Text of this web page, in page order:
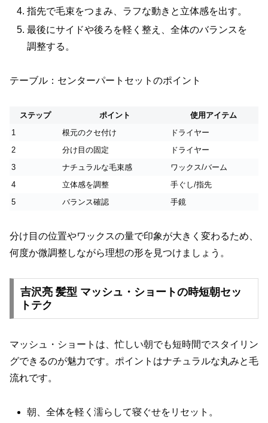
指先で毛束をつまみ、ラフな動きと立体感を出す。
最後にサイドや後ろを軽く整え、全体のバランスを
調整する。
テーブル：センターパートセットのポイント
ステップ ポイント
使用アイテム
1
根元のクセ付け
ドライヤー
2
分け目の固定
ドライヤー
3
ナチュラルな毛束感
ワックス/バーム
4
立体感を調整
手ぐし/指先
5
バランス確認 手鏡
分け目の位置やワックスの量で印象が大きく変わるため、
何度か微調整しながら理想の形を見つけましょう。
吉沢亮 髪型 マッシュ・ショートの時短朝セッ
トテク
マッシュ・ショートは、忙しい朝でも短時間でスタイリン
グできるのが魅力です。ポイントはナチュラルな丸みと毛
流れです。
朝、全体を軽く濡らして寝ぐせをリセット。